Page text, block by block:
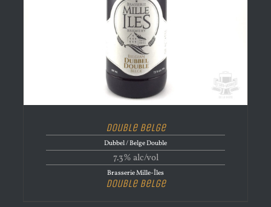
Double Belge
Dubbel / Belge Double
7.3% alc/vol
Brasserie Mille-Îles
Double Belge